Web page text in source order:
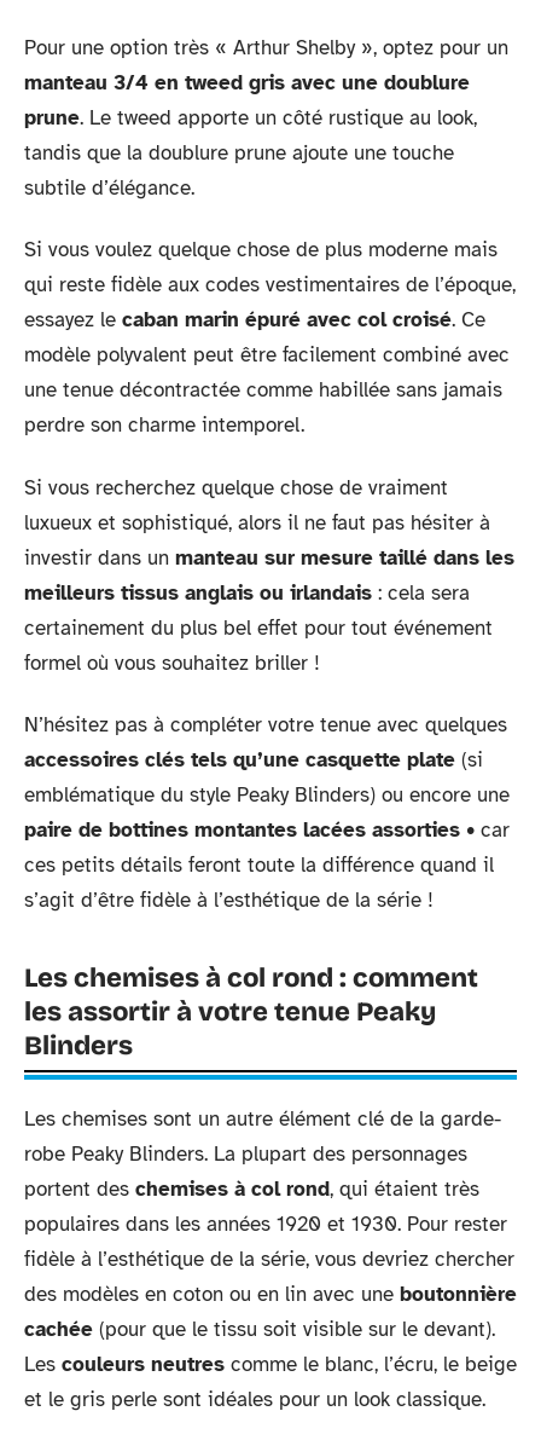
Pour une option très « Arthur Shelby », optez pour un
manteau 3/4 en tweed gris avec une doublure
prune. Le tweed apporte un côté rustique au look,
tandis que la doublure prune ajoute une touche
subtile d’élégance.
Si vous voulez quelque chose de plus moderne mais
qui reste fidèle aux codes vestimentaires de l’époque,
essayez le caban marin épuré avec col croisé. Ce
modèle polyvalent peut être facilement combiné avec
une tenue décontractée comme habillée sans jamais
perdre son charme intemporel.
Si vous recherchez quelque chose de vraiment
luxueux et sophistiqué, alors il ne faut pas hésiter à
investir dans un manteau sur mesure taillé dans les
meilleurs tissus anglais ou irlandais : cela sera
certainement du plus bel effet pour tout événement
formel où vous souhaitez briller !
N’hésitez pas à compléter votre tenue avec quelques
accessoires clés tels qu’une casquette plate (si
emblématique du style Peaky Blinders) ou encore une
paire de bottines montantes lacées assorties • car
ces petits détails feront toute la différence quand il
s’agit d’être fidèle à l’esthétique de la série !
Les chemises à col rond : comment
les assortir à votre tenue Peaky
Blinders
Les chemises sont un autre élément clé de la garde-
robe Peaky Blinders. La plupart des personnages
portent des chemises à col rond, qui étaient très
populaires dans les années 1920 et 1930. Pour rester
fidèle à l’esthétique de la série, vous devriez chercher
des modèles en coton ou en lin avec une boutonnière
cachée (pour que le tissu soit visible sur le devant).
Les couleurs neutres comme le blanc, l’écru, le beige
et le gris perle sont idéales pour un look classique.